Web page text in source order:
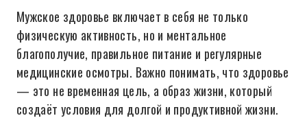
Мужское здоровье включает в себя не только
физическую активность, но и ментальное
благополучие, правильное питание и регулярные
медицинские осмотры. Важно понимать, что здоровье
— это не временная цель, а образ жизни, который
создаёт условия для долгой и продуктивной жизни.